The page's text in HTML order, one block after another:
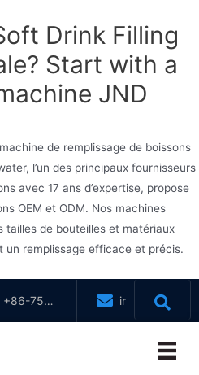
Drink Filling
Start with a
JND
de remplissage de boissons
l’un des principaux fournisseurs
avec 17 ans d’expertise, propose
OEM et ODM. Nos machines
de bouteilles et matériaux
un remplissage efficace et précis.
+86-755-
88321071